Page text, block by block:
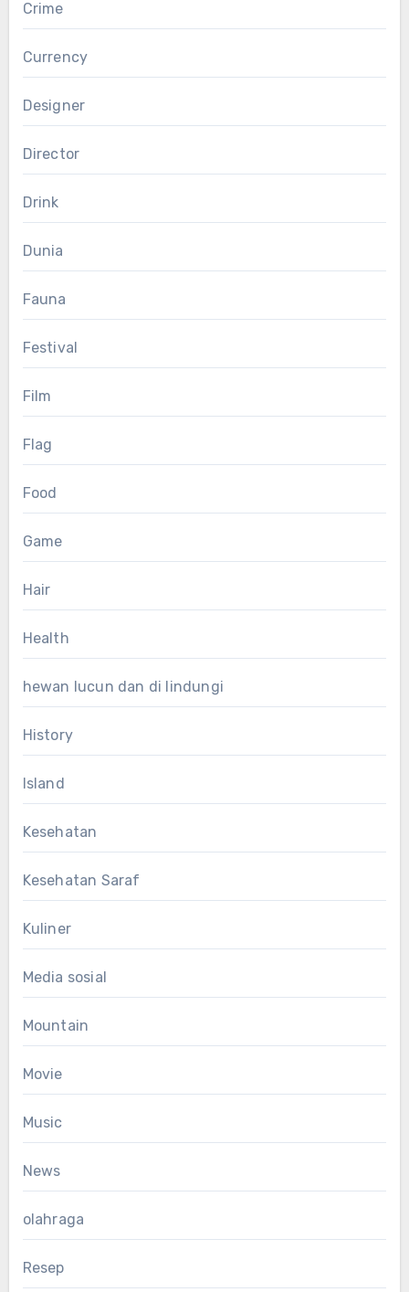
Crime
Currency
Designer
Director
Drink
Dunia
Fauna
Festival
Film
Flag
Food
Game
Hair
Health
hewan lucun dan di lindungi
History
Island
Kesehatan
Kesehatan Saraf
Kuliner
Media sosial
Mountain
Movie
Music
News
olahraga
Resep